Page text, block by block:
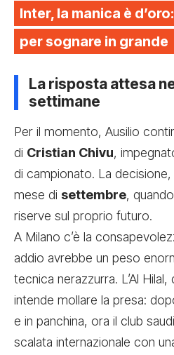
Inter, la manica è
per sognare in grande
La risposta attesa
settimane
Per il momento, Ausilio
di Cristian Chivu,
di campionato. La
mese di settembre,
riserve sul proprio futuro.
A Milano c’è la
addio avrebbe un peso
tecnica nerazzurra. L’Al
intende mollare la presa:
e in panchina, ora il club
scalata internazionale con